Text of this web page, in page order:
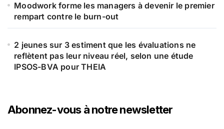
Moodwork forme les managers à devenir le premier
rempart contre le burn-out
2 jeunes sur 3 estiment que les évaluations ne
reflètent pas leur niveau réel, selon une étude
IPSOS-BVA pour THEIA
Abonnez-vous à notre newsletter